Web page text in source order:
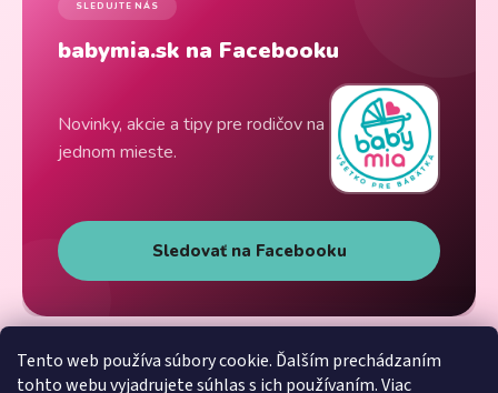
Tento web používa súbory cookie. Ďalším prechádzaním
tohto webu vyjadrujete súhlas s ich používaním. Viac
SLEDUJTE NÁS
babymia.sk na Facebooku
Novinky, akcie a tipy pre rodičov na
jednom mieste.
Sledovať na Facebooku